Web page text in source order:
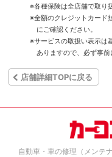
※各種保険は全店舗で取り
※全額のクレジットカード
にご確認ください。
※サービスの取扱い表示は
ありますので、必ず事前
店舗詳細TOPに戻る
自動車・車の修理（メンテ